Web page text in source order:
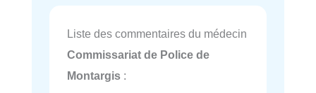
Liste des commentaires du médecin
Commissariat de Police de
Montargis :